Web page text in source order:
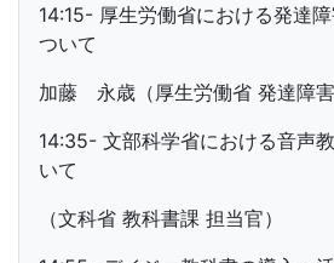
14:15- 厚生労働省における発達
ついて
加藤 永歳（厚生労働省 発達障害
14:35- 文部科学省における音声
いて
（文科省 教科書課 担当官）